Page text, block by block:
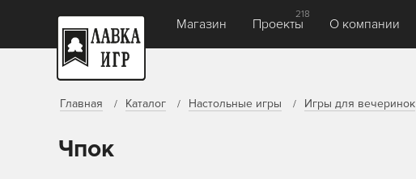
Магазин Проекты
218
О компании
Главная Каталог Настольные игры Игры для вечеринок
Чпок